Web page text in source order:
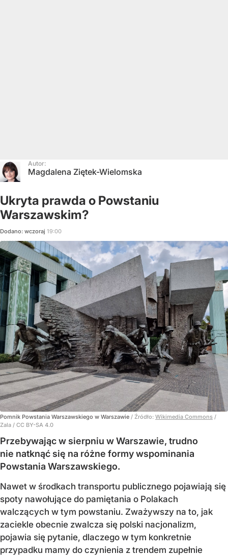
Autor:
Magdalena Ziętek-Wielomska
Ukryta prawda o Powstaniu
Warszawskim?
Dodano: wczoraj 19:00
Pomnik Powstania Warszawskiego w Warszawie / Źródło: Wikimedia Commons /
Zala / CC BY-SA 4.0
Przebywając w sierpniu w Warszawie, trudno
nie natknąć się na różne formy wspominania
Powstania Warszawskiego.
Nawet w środkach transportu publicznego pojawiają się
spoty nawołujące do pamiętania o Polakach
walczących w tym powstaniu. Zważywszy na to, jak
zaciekle obecnie zwalcza się polski nacjonalizm,
pojawia się pytanie, dlaczego w tym konkretnie
przypadku mamy do czynienia z trendem zupełnie